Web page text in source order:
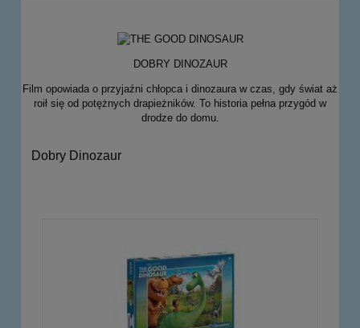
DOBRY DINOZAUR
Film opowiada o przyjaźni chłopca i dinozaura w czas, gdy świat aż
roił się od potężnych drapieżników. To historia pełna przygód w
drodze do domu.
Dobry Dinozaur